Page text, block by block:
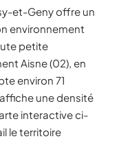
et-Geny offre un
environnement
petite
Aisne (02), en
environ 71
une densité
interactive ci-
le territoire